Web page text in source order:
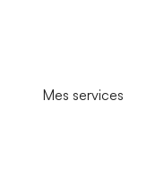
Mes services